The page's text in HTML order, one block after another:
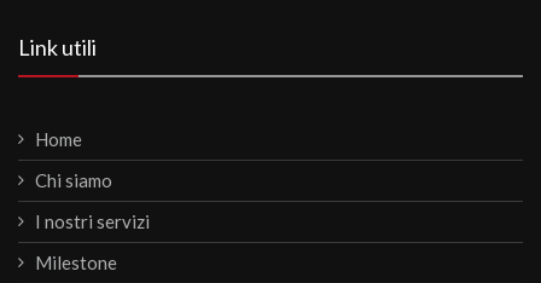
Link utili
Home
Chi siamo
I nostri servizi
Milestone